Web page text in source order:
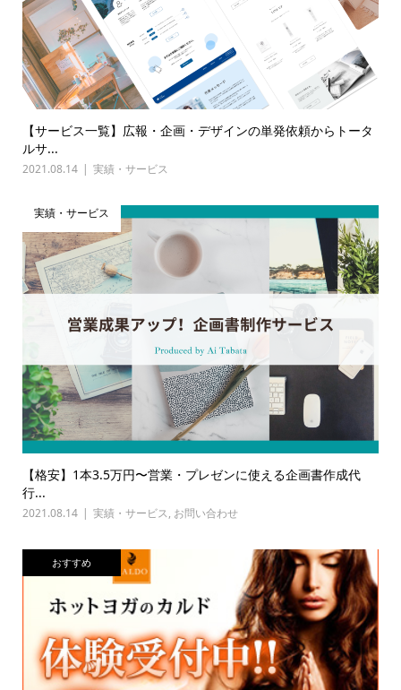
【サービス一覧】広報・企画・デザインの単発依頼からトータ
ルサ...
2021.08.14 実績・サービス
実績・サービス
【格安】1本3.5万円〜営業・プレゼンに使える企画書作成代
行...
2021.08.14 実績・サービス, お問い合わせ
おすすめ